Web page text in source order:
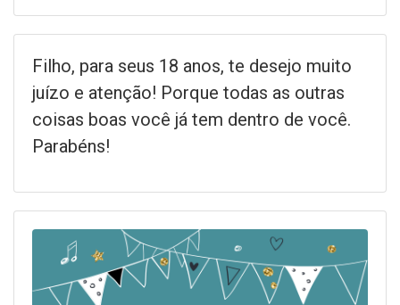
Filho, para seus 18 anos, te desejo muito
juízo e atenção! Porque todas as outras
coisas boas você já tem dentro de você.
Parabéns!